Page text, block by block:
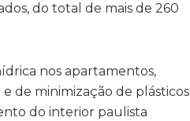
do total de mais de 260
nos apartamentos,
de minimização de plásticos
do interior paulista